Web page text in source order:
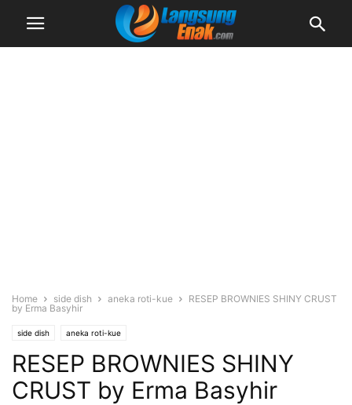
Home side dish aneka roti-kue
RESEP BROWNIES SHINY CRUST
by Erma Basyhir
side dish aneka roti-kue
RESEP BROWNIES SHINY
CRUST by Erma Basyhir